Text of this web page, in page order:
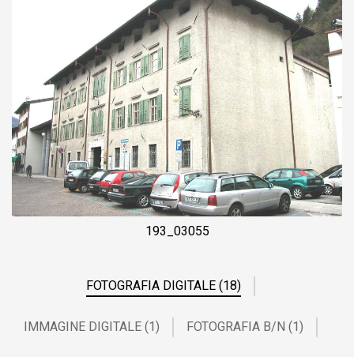
193_03055
FOTOGRAFIA DIGITALE (18)
IMMAGINE DIGITALE (1) FOTOGRAFIA B/N (1)